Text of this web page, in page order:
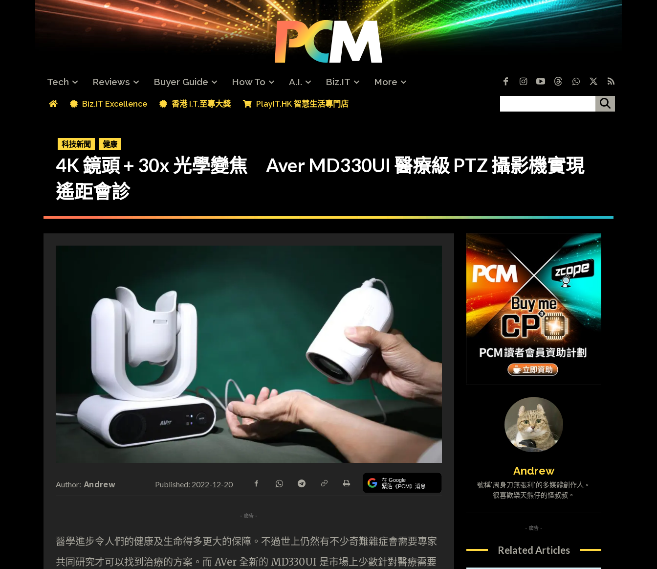
Tech Reviews Buyer Guide How To A.I. Biz.IT More
Biz.IT Excellence 香港 I.T.至專大獎 PlayIT.HK 智慧生活專門店
科技新聞 健康
4K 鏡頭 + 30x 光學變焦 Aver MD330UI 醫療級 PTZ 攝影機實現
遙距會診
Author: Andrew Published: 2022-12-20 在 Google
緊貼《PCM》消息
- 廣告 -
醫學進步令人們的健康及生命得多更大的保障。不過世上仍然有不少奇難雜症會需要專家
共同研究才可以找到治療的方案。而 AVer 全新的 MD330UI 是市場上少數針對醫療需要
Andrew
號稱"周身刀無張利"的多媒體創作人。
很喜歡樂天熊仔的怪叔叔。
- 廣告 -
Related Articles